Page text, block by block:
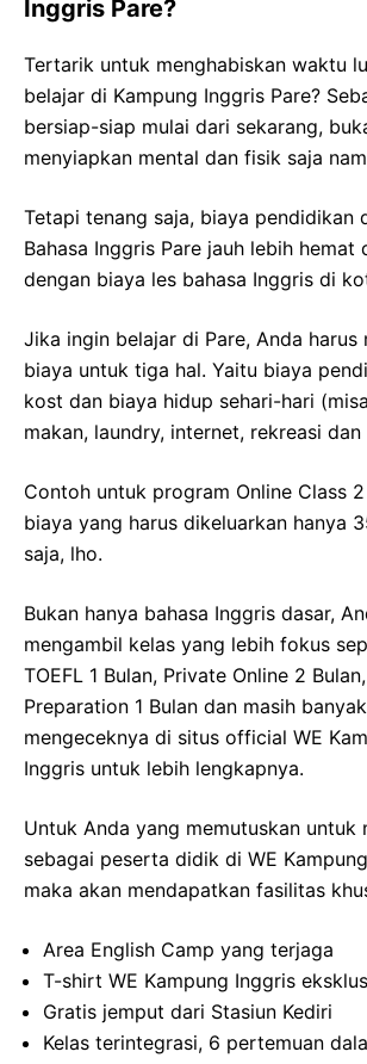
Inggris Pare?
Tertarik untuk menghabiskan waktu
belajar di Kampung Inggris Pare?
bersiap-siap mulai dari sekarang,
menyiapkan mental dan fisik saja
Tetapi tenang saja, biaya pendidikan
Bahasa Inggris Pare jauh lebih hemat
dengan biaya les bahasa Inggris di
Jika ingin belajar di Pare, Anda harus
biaya untuk tiga hal. Yaitu biaya
kost dan biaya hidup sehari-hari
makan, laundry, internet, rekreasi dan
Contoh untuk program Online Class
biaya yang harus dikeluarkan hanya
saja, lho.
Bukan hanya bahasa Inggris dasar,
mengambil kelas yang lebih fokus
TOEFL 1 Bulan, Private Online 2
Preparation 1 Bulan dan masih
mengeceknya di situs official WE
Inggris untuk lebih lengkapnya.
Untuk Anda yang memutuskan untuk
sebagai peserta didik di WE
maka akan mendapatkan fasilitas
Area English Camp yang terjaga
T-shirt WE Kampung Inggris
Gratis jemput dari Stasiun Kediri
Kelas terintegrasi, 6 pertemuan